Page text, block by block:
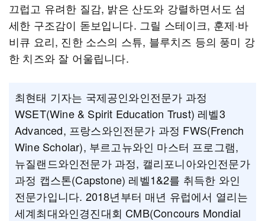
끄럽고 유려한 질감, 밝은 산도와 강렬하면서도 섬
세한 구조감이 돋보입니다. 그릴 스테이크, 훈제·바
비큐 요리, 진한 소스의 스튜, 블루치즈 등의 풍미 강
한 치즈와 잘 어울립니다.
최현태 기자는 국제공인와인전문가 과정
WSET(Wine & Spirit Education Trust) 레벨3
Advanced, 프랑스와인전문가 과정 FWS(French
Wine Scholar), 부르고뉴와인 마스터 프로그램,
뉴질랜드와인전문가 과정, 캘리포니아와인전문가
과정 캡스톤(Capstone) 레벨1&2를 취득한 와인
전문가입니다. 2018년부터 매년 유럽에서 열리는
세계최대와인경진대회 CMB(Concours Mondial